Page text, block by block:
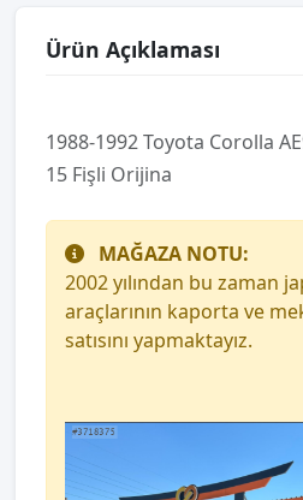
Ürün Açıklaması
1988-1992 Toyota Corolla
15 Fişli Orijina
MAĞAZA NOTU:
2002 yılından bu zaman
araçlarının kaporta ve
satısını yapmaktayız.